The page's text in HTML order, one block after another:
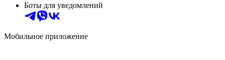
Боты для уведомлений
Мобильное приложение